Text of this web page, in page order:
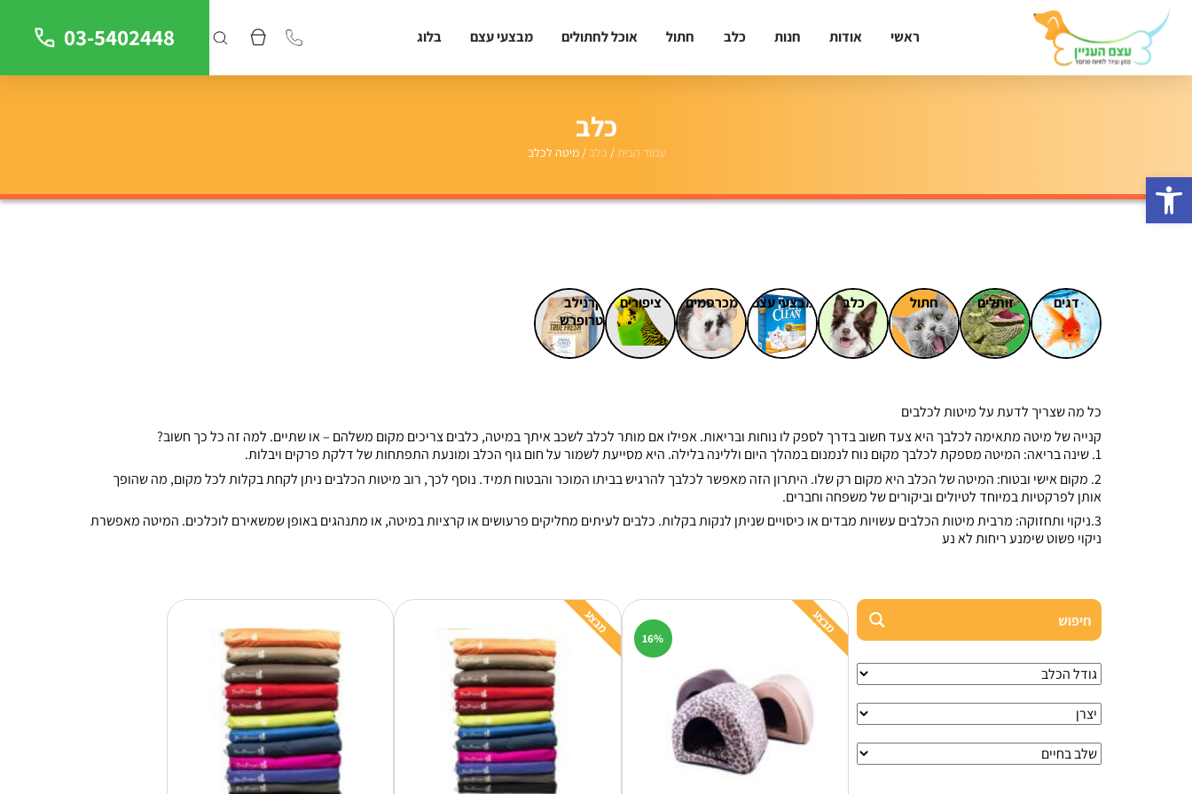
ראשי אודות חנות כלב חתול אוכל לחתולים מבצעי עצם בלוג 03-5402448
כלב
עמוד הבית/ כלב / מיטה לכלב
דגים זוחלים חתול כלב מבצעי עצם מכרסמים ציפורים
קרנילב
טרופרש
כל מה שצריך לדעת על מיטות לכלבים
קנייה של מיטה מתאימה לכלבך היא צעד חשוב בדרך לספק לו נוחות ובריאות. אפילו אם מותר לכלב לשכב איתך במיטה, כלבים צריכים מקום משלהם – או שתיים. למה זה כל כך חשוב?
1. שינה בריאה: המיטה מספקת לכלבך מקום נוח לנמנום במהלך היום וללינה בלילה. היא מסייעת לשמור על חום גוף הכלב ומונעת התפתחות של דלקת פרקים ויבלות.
2. מקום אישי ובטוח: המיטה של הכלב היא מקום רק שלו. היתרון הזה מאפשר לכלבך להרגיש בביתו המוכר והבטוח תמיד. נוסף לכך, רוב מיטות הכלבים ניתן לקחת בקלות לכל מקום, מה שהופך
אותן לפרקטיות במיוחד לטיולים וביקורים של משפחה וחברים.
3.ניקוי ותחזוקה: מרבית מיטות הכלבים עשויות מבדים או כיסויים שניתן לנקות בקלות. כלבים לעיתים מחליקים פרעושים או קרציות במיטה, או מתנהגים באופן שמשאירם לוכלכים. המיטה מאפשרת
ניקוי פשוט שימנע ריחות לא נע
מבצע
16%
מבצע
פתח סרגל נגישות